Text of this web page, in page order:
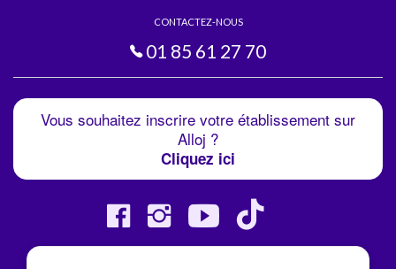
CONTACTEZ-NOUS
01 85 61 27 70
Vous souhaitez inscrire votre établissement sur
Alloj ?
Cliquez ici